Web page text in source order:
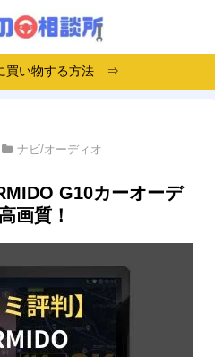
買い物する方法 ⇒
ナビ/オーディオ
G10カーオーデ
画質！